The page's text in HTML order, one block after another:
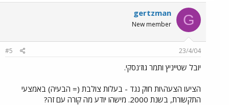
G
gertzman
New member
23/4/04
#5
יובל שטייניץ ותמר גוז'נסקי.
הציעו הצעה\ות חוק נגד - בעלות צולבת (= הבעיה) באמצעי
התקשורת, בשנת 2000. מישהו יודע מה קורה עם זה?